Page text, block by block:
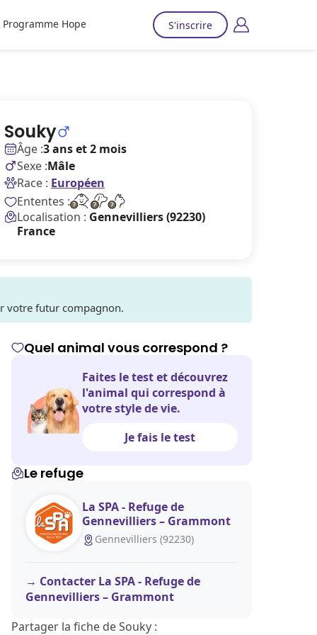
Programme Hope S'inscrire
Souky
Âge :3 ans et 2 mois
Sexe :Mâle
Race : Européen
Ententes :
Localisation : Gennevilliers (92230)
France
votre futur compagnon.
Quel animal vous correspond ?
Faites le test et découvrez
l'animal qui correspond à
votre style de vie.
Je fais le test
Le refuge
La SPA - Refuge de
Gennevilliers – Grammont
Gennevilliers (92230)
Contacter La SPA - Refuge de
Gennevilliers – Grammont
Partager la fiche de Souky :